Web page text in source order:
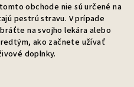
obchode nie sú určené na
pestrú stravu. V prípade
na svojho lekára alebo
ako začnete užívať
doplnky.